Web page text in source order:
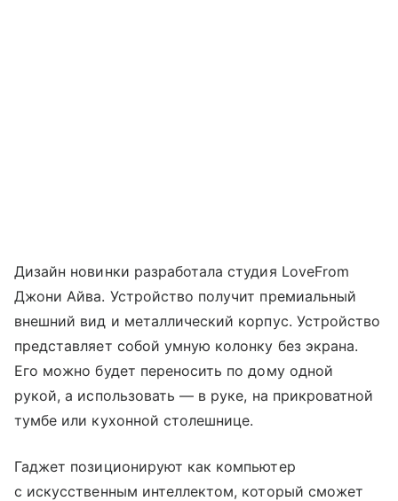
Дизайн новинки разработала студия LoveFrom
Джони Айва. Устройство получит премиальный
внешний вид и металлический корпус. Устройство
представляет собой умную колонку без экрана.
Его можно будет переносить по дому одной
рукой, а использовать — в руке, на прикроватной
тумбе или кухонной столешнице.
Гаджет позиционируют как компьютер
с искусственным интеллектом, который сможет